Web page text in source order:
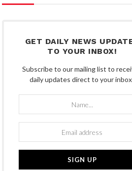
GET DAILY NEWS
TO YOUR INBOX!
Subscribe to our mailing list to
daily updates direct to your